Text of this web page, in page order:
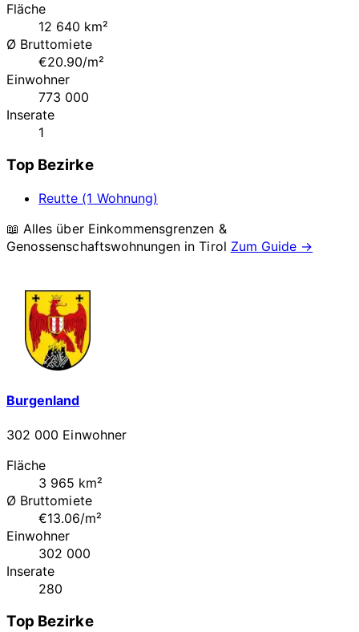
Fläche
12 640 km²
Ø Bruttomiete
€20.90/m²
Einwohner
773 000
Inserate
1
Top Bezirke
Reutte (1 Wohnung)
📖 Alles über Einkommensgrenzen &
Genossenschaftswohnungen inTirol Zum Guide →
Burgenland
302 000 Einwohner
Fläche
3 965 km²
Ø Bruttomiete
€13.06/m²
Einwohner
302 000
Inserate
280
Top Bezirke